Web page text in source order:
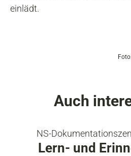
einlädt.
Auch
NS-
Lern- und